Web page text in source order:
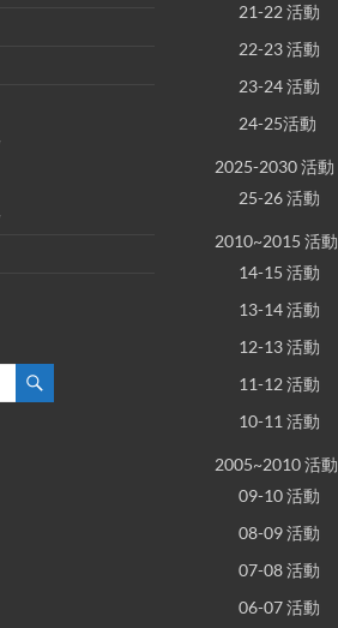
21-22 活動
22-23 活動
23-24 活動
24-25活動
2025-2030 活動
25-26 活動
2010~2015 活動
14-15 活動
13-14 活動
12-13 活動
11-12 活動
10-11 活動
2005~2010 活動
09-10 活動
08-09 活動
07-08 活動
06-07 活動